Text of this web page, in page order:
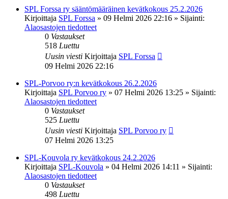
SPL Forssa ry sääntömääräinen kevätkokous 25.2.2026
Kirjoittaja SPL Forssa » 09 Helmi 2026 22:16 » Sijainti:
Alaosastojen tiedotteet
0 Vastaukset
518 Luettu
Uusin viesti Kirjoittaja SPL Forssa
09 Helmi 2026 22:16
SPL-Porvoo ry:n kevätkokous 26.2.2026
Kirjoittaja SPL Porvoo ry » 07 Helmi 2026 13:25 » Sijainti:
Alaosastojen tiedotteet
0 Vastaukset
525 Luettu
Uusin viesti Kirjoittaja SPL Porvoo ry
07 Helmi 2026 13:25
SPL-Kouvola ry kevätkokous 24.2.2026
Kirjoittaja SPL-Kouvola » 04 Helmi 2026 14:11 » Sijainti:
Alaosastojen tiedotteet
0 Vastaukset
498 Luettu